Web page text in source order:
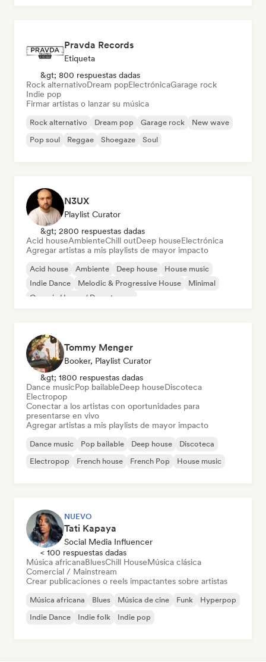
Pravda Records
Etiqueta
&gt; 800 respuestas dadas
Rock alternativoDream popElectrónicaGarage rock
Indie pop
Firmar artistas o lanzar su música
Rock alternativo Dream pop Garage rock
New wave
Pop soul
Reggae Shoegaze Soul
N3UX
Playlist Curator
&gt; 2800 respuestas dadas
Acid houseAmbienteChill outDeep houseElectrónica
Agregar artistas a mis playlists de mayor impacto
Acid house Ambiente Deep house
House music
Indie Dance
Melodic & Progressive House
Minimal
Organic House / Downtempo
Tommy Menger
Booker, Playlist Curator
&gt; 1800 respuestas dadas
Dance musicPop bailableDeep houseDiscoteca
Electropop
Conectar a los artistas con oportunidades para
presentarse en vivo
Agregar artistas a mis playlists de mayor impacto
Dance music Pop bailable Deep house
Discoteca
Electropop
French house French Pop House music
NUEVO
Tati Kapaya
Social Media Influencer
< 100 respuestas dadas
Música africanaBluesChill HouseMúsica clásica
Comercial / Mainstream
Crear publicaciones o reels impactantes sobre artistas
Música africana Blues Música de cine Funk
Hyperpop
Indie Dance
Indie folk Indie pop